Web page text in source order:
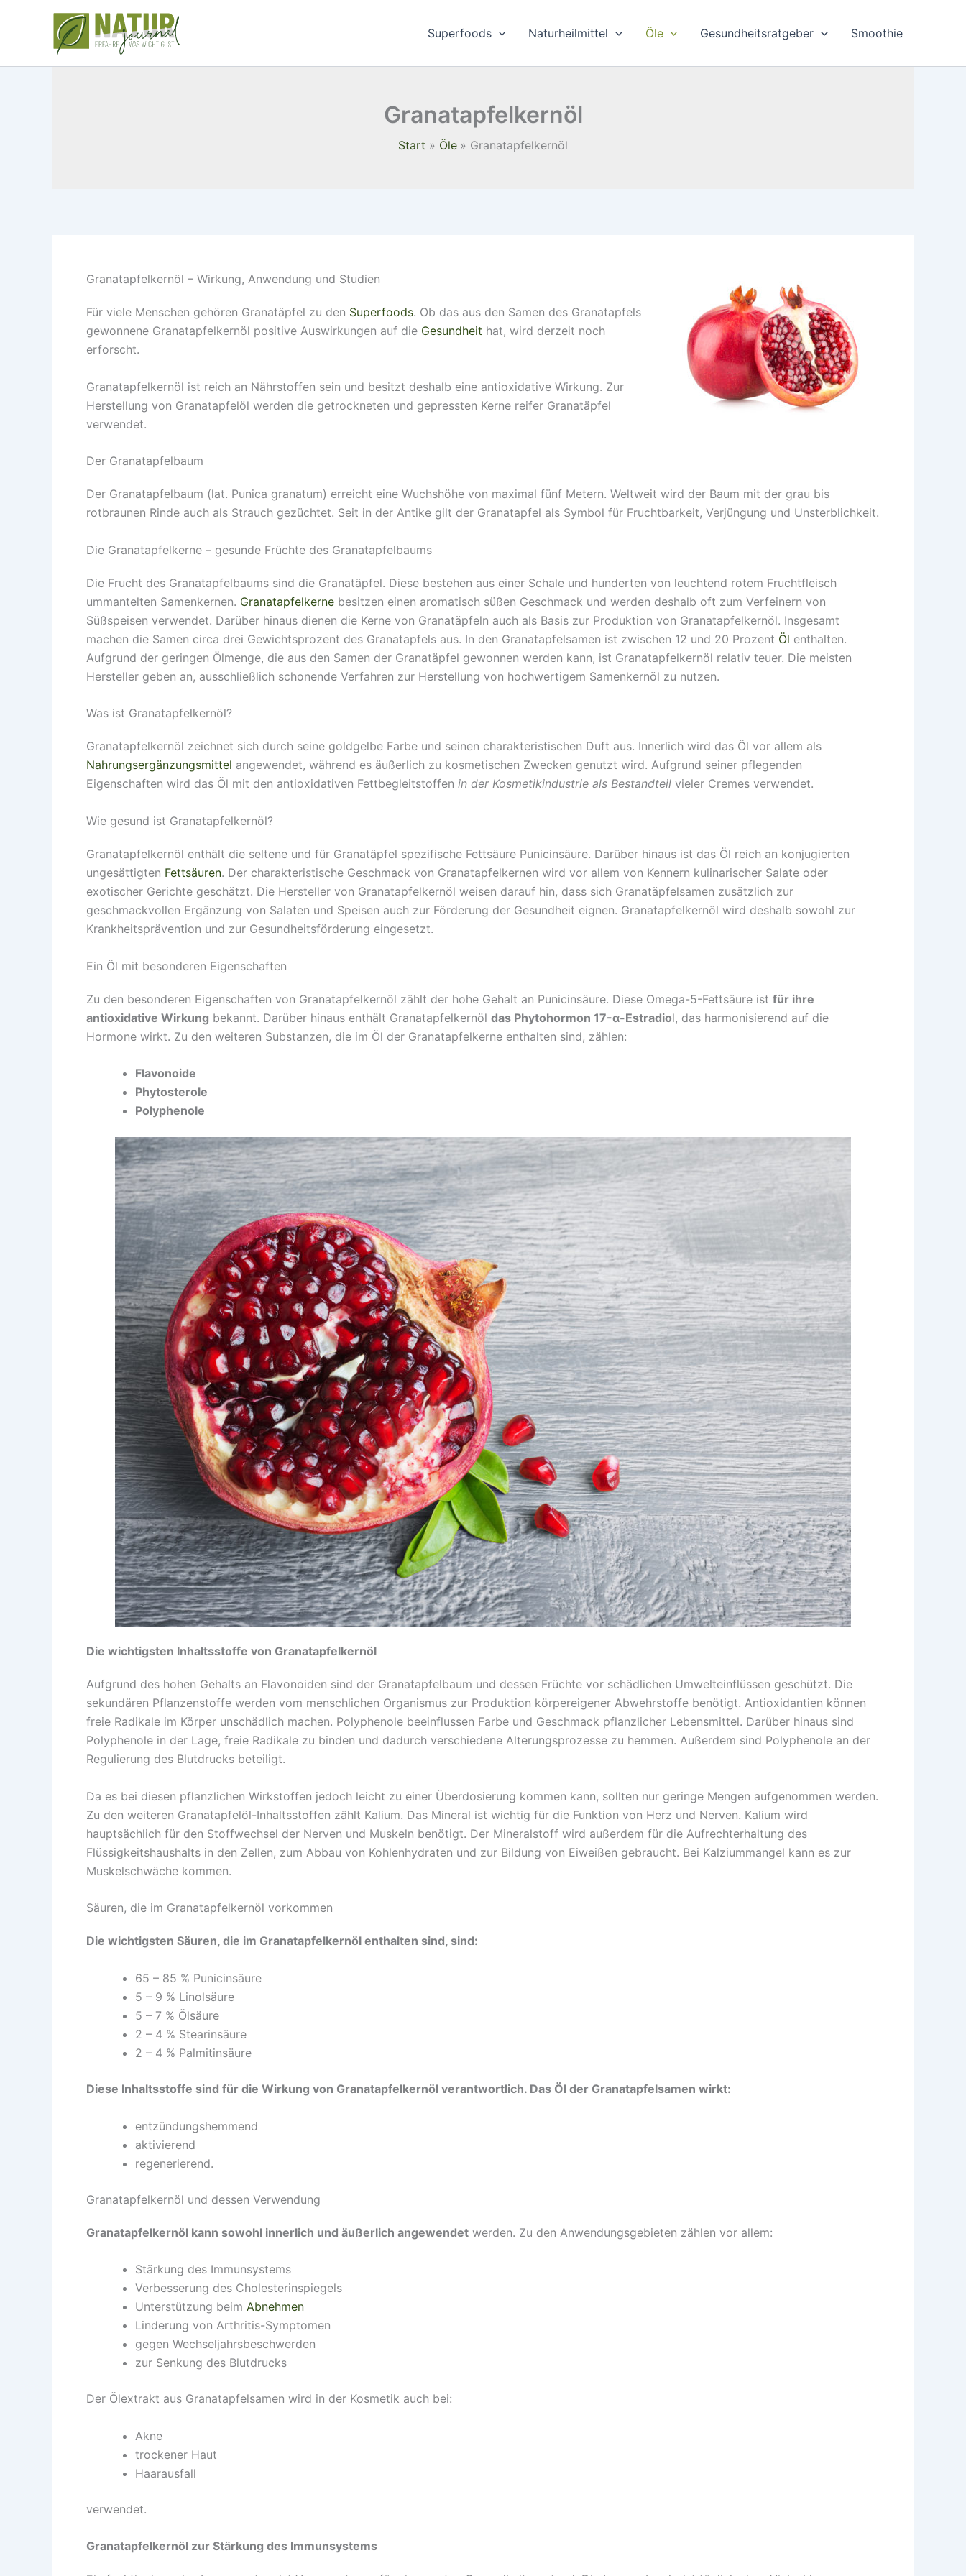
Superfoods Naturheilmittel Öle Gesundheitsratgeber Smoothie
Granatapfelkernöl
Start Öle Granatapfelkernöl
Granatapfelkernöl – Wirkung, Anwendung und Studien
Für viele Menschen gehören Granatäpfel zu den Superfoods. Ob das aus den Samen des Granatapfels
gewonnene Granatapfelkernöl positive Auswirkungen auf die Gesundheit hat, wird derzeit noch
erforscht.
Granatapfelkernöl ist reich an Nährstoffen sein und besitzt deshalb eine antioxidative Wirkung. Zur
Herstellung von Granatapfelöl werden die getrockneten und gepressten Kerne reifer Granatäpfel
verwendet.
Der Granatapfelbaum
Der Granatapfelbaum (lat. Punica granatum) erreicht eine Wuchshöhe von maximal fünf Metern. Weltweit wird der Baum mit der grau bis
rotbraunen Rinde auch als Strauch gezüchtet. Seit in der Antike gilt der Granatapfel als Symbol für Fruchtbarkeit, Verjüngung und Unsterblichkeit.
Die Granatapfelkerne – gesunde Früchte des Granatapfelbaums
Die Frucht des Granatapfelbaums sind die Granatäpfel. Diese bestehen aus einer Schale und hunderten von leuchtend rotem Fruchtfleisch
ummantelten Samenkernen. Granatapfelkerne besitzen einen aromatisch süßen Geschmack und werden deshalb oft zum Verfeinern von
Süßspeisen verwendet. Darüber hinaus dienen die Kerne von Granatäpfeln auch als Basis zur Produktion von Granatapfelkernöl. Insgesamt
machen die Samen circa drei Gewichtsprozent des Granatapfels aus. In den Granatapfelsamen ist zwischen 12 und 20 Prozent Öl enthalten.
Aufgrund der geringen Ölmenge, die aus den Samen der Granatäpfel gewonnen werden kann, ist Granatapfelkernöl relativ teuer. Die meisten
Hersteller geben an, ausschließlich schonende Verfahren zur Herstellung von hochwertigem Samenkernöl zu nutzen.
Was ist Granatapfelkernöl?
Granatapfelkernöl zeichnet sich durch seine goldgelbe Farbe und seinen charakteristischen Duft aus. Innerlich wird das Öl vor allem als
Nahrungsergänzungsmittel angewendet, während es äußerlich zu kosmetischen Zwecken genutzt wird. Aufgrund seiner pflegenden
Eigenschaften wird das Öl mit den antioxidativen Fettbegleitstoffen in der Kosmetikindustrie als Bestandteil vieler Cremes verwendet.
Wie gesund ist Granatapfelkernöl?
Granatapfelkernöl enthält die seltene und für Granatäpfel spezifische Fettsäure Punicinsäure. Darüber hinaus ist das Öl reich an konjugierten
ungesättigten Fettsäuren. Der charakteristische Geschmack von Granatapfelkernen wird vor allem von Kennern kulinarischer Salate oder
exotischer Gerichte geschätzt. Die Hersteller von Granatapfelkernöl weisen darauf hin, dass sich Granatäpfelsamen zusätzlich zur
geschmackvollen Ergänzung von Salaten und Speisen auch zur Förderung der Gesundheit eignen. Granatapfelkernöl wird deshalb sowohl zur
Krankheitsprävention und zur Gesundheitsförderung eingesetzt.
Ein Öl mit besonderen Eigenschaften
Zu den besonderen Eigenschaften von Granatapfelkernöl zählt der hohe Gehalt an Punicinsäure. Diese Omega-5-Fettsäure ist für ihre
antioxidative Wirkung bekannt. Darüber hinaus enthält Granatapfelkernöl das Phytohormon 17-α-Estradiol, das harmonisierend auf die
Hormone wirkt. Zu den weiteren Substanzen, die im Öl der Granatapfelkerne enthalten sind, zählen:
Flavonoide
Phytosterole
Polyphenole
Die wichtigsten Inhaltsstoffe von Granatapfelkernöl
Aufgrund des hohen Gehalts an Flavonoiden sind der Granatapfelbaum und dessen Früchte vor schädlichen Umwelteinflüssen geschützt. Die
sekundären Pflanzenstoffe werden vom menschlichen Organismus zur Produktion körpereigener Abwehrstoffe benötigt. Antioxidantien können
freie Radikale im Körper unschädlich machen. Polyphenole beeinflussen Farbe und Geschmack pflanzlicher Lebensmittel. Darüber hinaus sind
Polyphenole in der Lage, freie Radikale zu binden und dadurch verschiedene Alterungsprozesse zu hemmen. Außerdem sind Polyphenole an der
Regulierung des Blutdrucks beteiligt.
Da es bei diesen pflanzlichen Wirkstoffen jedoch leicht zu einer Überdosierung kommen kann, sollten nur geringe Mengen aufgenommen werden.
Zu den weiteren Granatapfelöl-Inhaltsstoffen zählt Kalium. Das Mineral ist wichtig für die Funktion von Herz und Nerven. Kalium wird
hauptsächlich für den Stoffwechsel der Nerven und Muskeln benötigt. Der Mineralstoff wird außerdem für die Aufrechterhaltung des
Flüssigkeitshaushalts in den Zellen, zum Abbau von Kohlenhydraten und zur Bildung von Eiweißen gebraucht. Bei Kalziummangel kann es zur
Muskelschwäche kommen.
Säuren, die im Granatapfelkernöl vorkommen
Die wichtigsten Säuren, die im Granatapfelkernöl enthalten sind, sind:
65 – 85 % Punicinsäure
5 – 9 % Linolsäure
5 – 7 % Ölsäure
2 – 4 % Stearinsäure
2 – 4 % Palmitinsäure
Diese Inhaltsstoffe sind für die Wirkung von Granatapfelkernöl verantwortlich. Das Öl der Granatapfelsamen wirkt:
entzündungshemmend
aktivierend
regenerierend.
Granatapfelkernöl und dessen Verwendung
Granatapfelkernöl kann sowohl innerlich und äußerlich angewendet werden. Zu den Anwendungsgebieten zählen vor allem:
Stärkung des Immunsystems
Verbesserung des Cholesterinspiegels
Unterstützung beim Abnehmen
Linderung von Arthritis-Symptomen
gegen Wechseljahrsbeschwerden
zur Senkung des Blutdrucks
Der Ölextrakt aus Granatapfelsamen wird in der Kosmetik auch bei:
Akne
trockener Haut
Haarausfall
verwendet.
Granatapfelkernöl zur Stärkung des Immunsystems